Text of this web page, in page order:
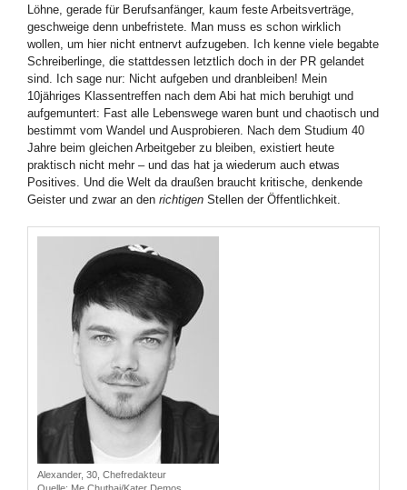
Löhne, gerade für Berufsanfänger, kaum feste Arbeitsverträge,
geschweige denn unbefristete. Man muss es schon wirklich
wollen, um hier nicht entnervt aufzugeben. Ich kenne viele begabte
Schreiberlinge, die stattdessen letztlich doch in der PR gelandet
sind. Ich sage nur: Nicht aufgeben und dranbleiben! Mein
10jähriges Klassentreffen nach dem Abi hat mich beruhigt und
aufgemuntert: Fast alle Lebenswege waren bunt und chaotisch und
bestimmt vom Wandel und Ausprobieren. Nach dem Studium 40
Jahre beim gleichen Arbeitgeber zu bleiben, existiert heute
praktisch nicht mehr – und das hat ja wiederum auch etwas
Positives. Und die Welt da draußen braucht kritische, denkende
Geister und zwar an den richtigen Stellen der Öffentlichkeit.
Alexander, 30, Chefredakteur